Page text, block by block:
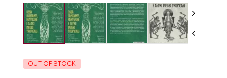
OUT OF STOCK